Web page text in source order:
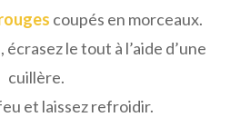
coupés en morceaux.
écrasez le tout à l’aide d’une
cuillère.
et laissez refroidir.